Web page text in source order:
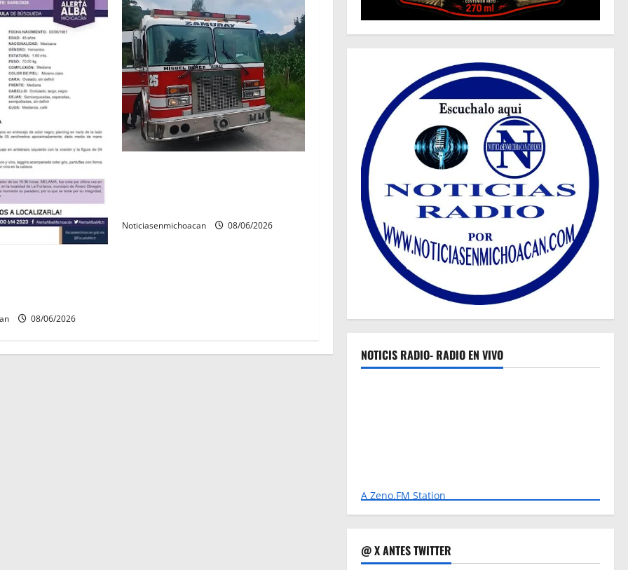
08/06/2026
Noticiasenmichoacan 08/06/2026
NOTICIS RADIO- RADIO EN VIVO
A Zeno.FM Station
@ X ANTES TWITTER